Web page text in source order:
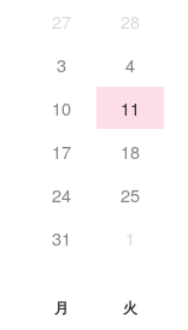
27 28
3
4
10
11
17
18
24
25
31
1
月 火